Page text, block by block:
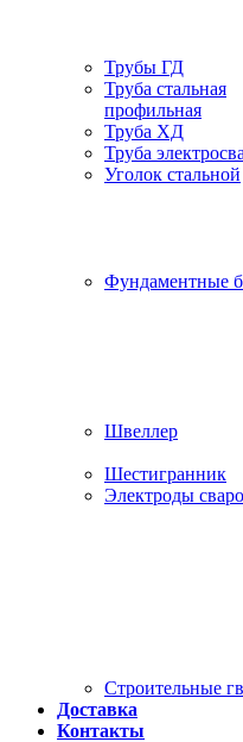
Трубы ГД
Труба стальная
профильная
Труба ХД
Труба
Уголок стальной
Фундаментные
Швеллер
Шестигранник
Электроды
Строительные
Доставка
Контакты